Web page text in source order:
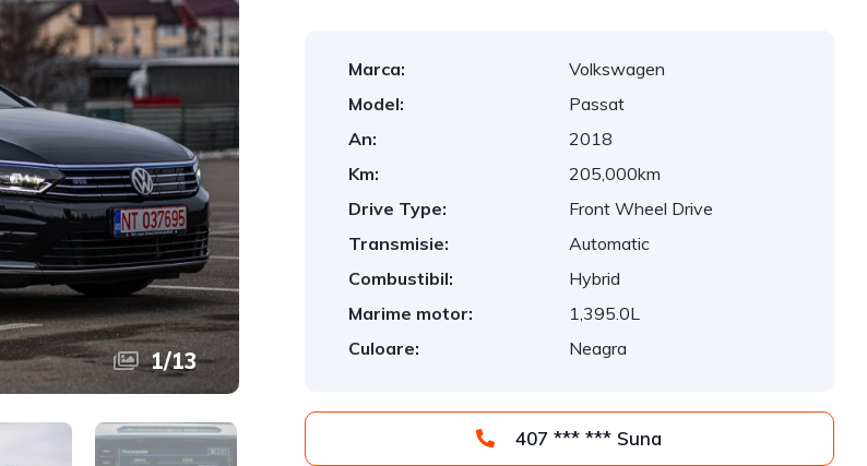
1/13
Marca:
Volkswagen
Model:
Passat
An:
2018
Km:
205,000km
Drive Type:
Front Wheel Drive
Transmisie:
Automatic
Combustibil:
Hybrid
Marime motor:
1,395.0L
Culoare:
Neagra
407 *** *** Suna